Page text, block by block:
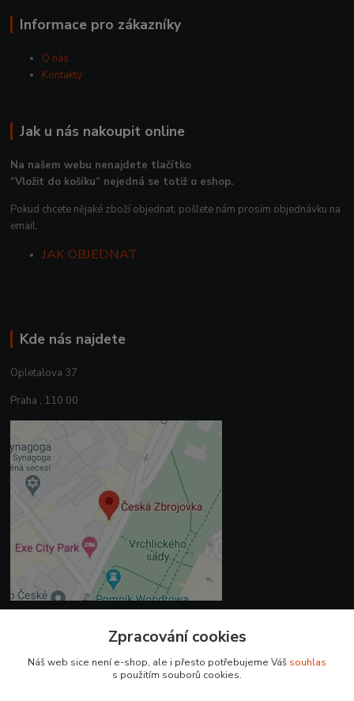
Informace pro zákazníky
O nás
Kontakty
Jak u nás nakoupit online
Na našem webu nenajdete tlačítko
“Vložit do košíku“ nejedná se totiž o eshop.
Pokud chcete nějaké zboží objednat, pošlete nám prosím objednávku na
email.
JAK OBJEDNAT
Kde nás najdete
Opletalova 37
Praha , 110 00
+420 225 375 800
Zpracování cookies
Náš web sice není e-shop, ale i přesto potřebujeme Váš souhlas
s použitím souborů cookies.